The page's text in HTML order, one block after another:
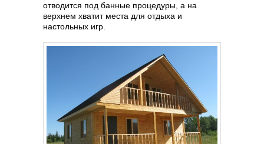
отводится под банные процедуры, а на
верхнем хватит места для отдыха и
настольных игр.